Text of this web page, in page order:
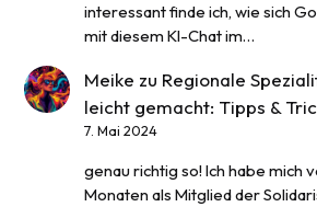
interessant finde ich, wie sich
mit diesem KI-Chat im…
Meike zu Regionale
leicht gemacht: Tipps &
7. Mai 2024
genau richtig so! Ich habe mich
Monaten als Mitglied der